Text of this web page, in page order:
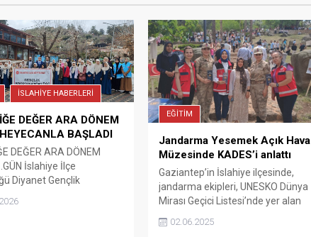
İSLAHİYE HABERLERİ
DEĞER ARA DÖNEM
BAŞLADI
DEĞER ARA DÖNEM
İslahiye İlçe
Diyanet Gençlik
“Gençliğe Değer
EĞİTİM
Jandarma Yesemek Açık Hava
Müzesinde KADES’i anlattı
Gaziantep’in İslahiye ilçesinde,
jandarma ekipleri, UNESKO Dünya
Mirası Geçici Listesi’nde yer alan
Heykel Atölyesi’nde, ziyaretçi
02.06.2025